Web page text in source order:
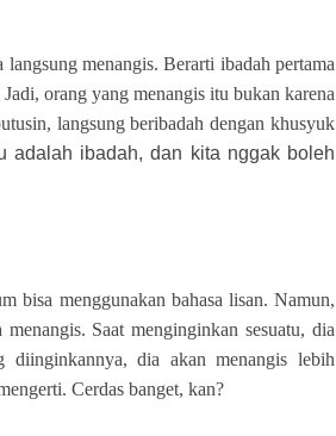
menangis. Berarti ibadah pertama
orang yang menangis itu bukan karena
langsung beribadah dengan khusyuk
adalah ibadah, dan kita nggak boleh
bisa menggunakan bahasa lisan. Namun,
Saat menginginkan sesuatu, dia
diinginkannya, dia akan menangis lebih
Cerdas banget, kan?